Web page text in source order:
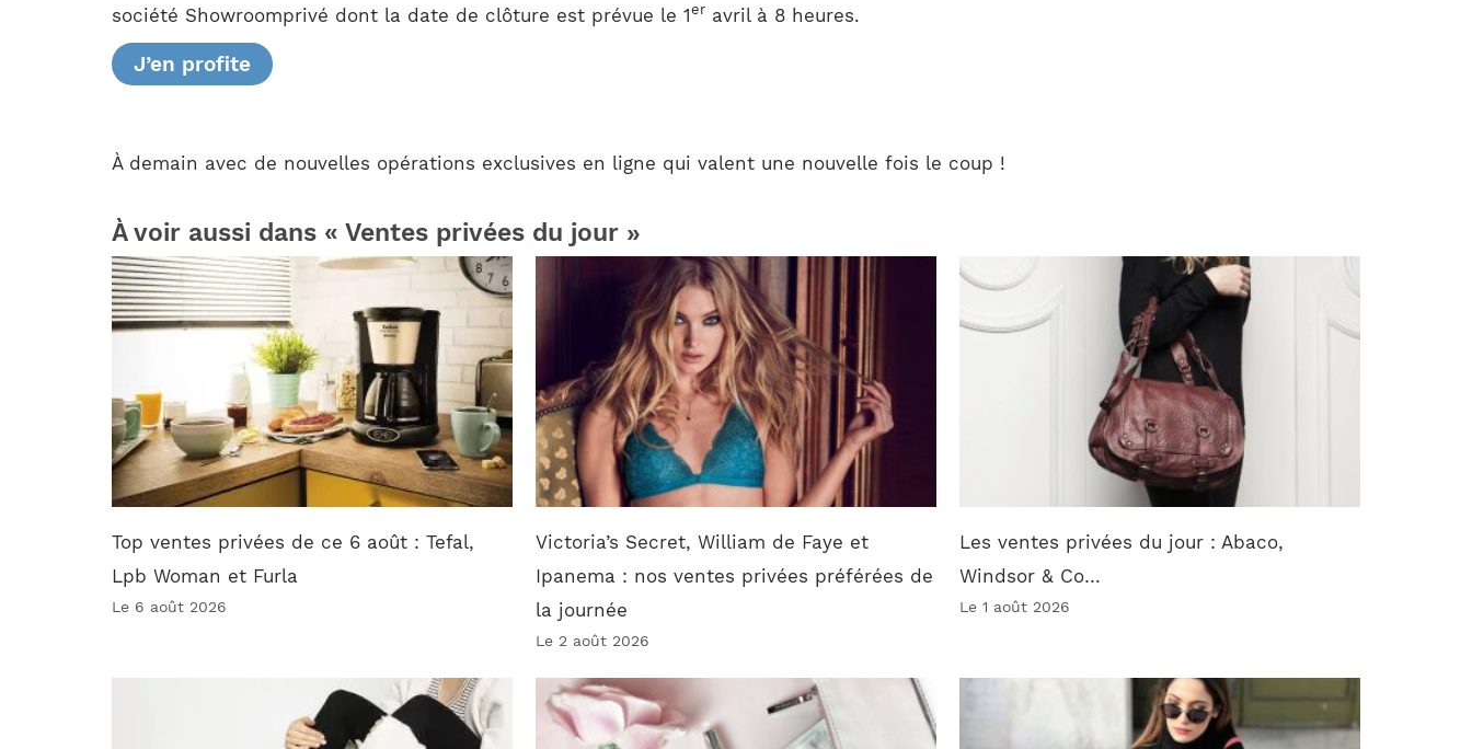
société Showroomprivé dont la date de clôture est prévue le 1er avril à 8 heures.
J’en profite
À demain avec de nouvelles opérations exclusives en ligne qui valent une nouvelle fois le coup !
À voir aussi dans « Ventes privées du jour »
Top ventes privées de ce 6 août : Tefal,
Lpb Woman et Furla
Le 6 août 2026
Victoria’s Secret, William de Faye et
Ipanema : nos ventes privées préférées de
la journée
Le 2 août 2026
Les ventes privées du jour : Abaco,
Windsor & Co…
Le 1 août 2026